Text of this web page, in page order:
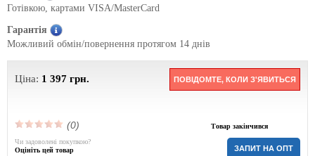
Готівкою, картами VISA/MasterCard
Гарантія
Можливий обмін/повернення протягом 14 днів
Ціна: 1 397 грн. ПОВІДОМТЕ, КОЛИ З'ЯВИТЬСЯ
(0) Товар закінчився
ЗАПИТ НА ОПТ
Чи задоволені покупкою?
Оцініть цей товар